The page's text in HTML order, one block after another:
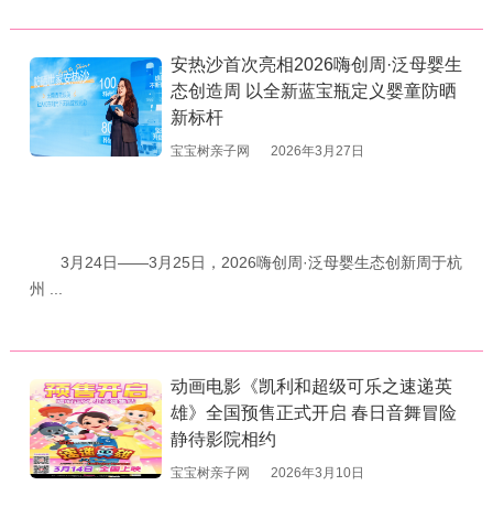
安热沙首次亮相2026嗨创周·泛母婴生
态创造周 以全新蓝宝瓶定义婴童防晒
新标杆
宝宝树亲子网 2026年3月27日
3月24日——3月25日，2026嗨创周·泛母婴生态创新周于杭
州 ...
动画电影《凯利和超级可乐之速递英
雄》全国预售正式开启 春日音舞冒险
静待影院相约
宝宝树亲子网 2026年3月10日